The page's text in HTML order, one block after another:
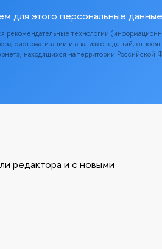
для этого персональные
технологии
систематизации и анализа сведений,
находящихся на территории Российской
редактора и с новыми